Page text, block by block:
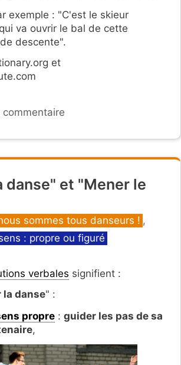
exemple : "C'est le skieur
va ouvrir le bal de cette
descente".
et
commentaire
danse" et "Mener le
sommes tous danseurs ! ,
: propre ou figuré
verbales signifient :
la danse" :
propre: guider les pas de sa
,